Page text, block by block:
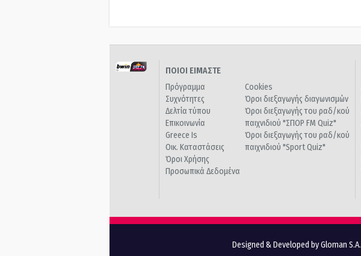
ΠΟΙΟΙ ΕΙΜΑΣΤΕ
Πρόγραμμα
Συχνότητες
Δελτία τύπου
Επικοινωνία
Greece Is
Οικ. Καταστάσεις
Όροι Χρήσης
Προσωπικά Δεδομένα
Cookies
Όροι διεξαγωγής διαγωνισμών
Όροι διεξαγωγής του ραδ/κού
παιχνιδιού "ΣΠΟΡ FM Quiz"
Όροι διεξαγωγής του ραδ/κού
παιχνιδιού "Sport Quiz"
Designed & Developed by Gloman S.A.